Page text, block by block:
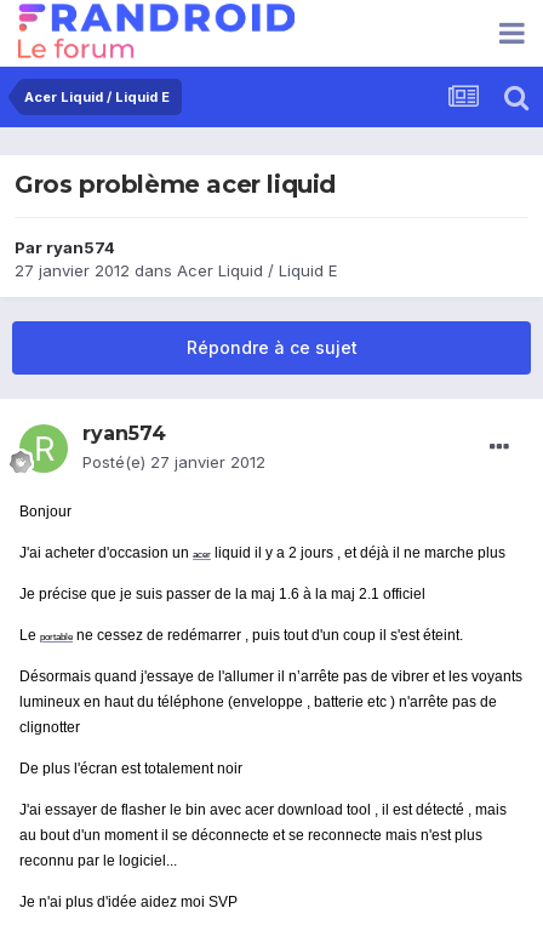
Acer Liquid / Liquid E
Gros problème acer liquid
Par ryan574
27 janvier 2012 dans Acer Liquid / Liquid E
Répondre à ce sujet
ryan574
Posté(e) 27 janvier 2012
Bonjour
J'ai acheter d'occasion un acer liquid il y a 2 jours , et déjà il ne marche plus
Je précise que je suis passer de la maj 1.6 à la maj 2.1 officiel
Le portable ne cessez de redémarrer , puis tout d'un coup il s'est éteint.
Désormais quand j'essaye de l'allumer il n’arrête pas de vibrer et les voyants
lumineux en haut du téléphone (enveloppe , batterie etc ) n'arrête pas de
clignotter
De plus l'écran est totalement noir
J'ai essayer de flasher le bin avec acer download tool , il est détecté , mais
au bout d'un moment il se déconnecte et se reconnecte mais n'est plus
reconnu par le logiciel...
Je n'ai plus d'idée aidez moi SVP